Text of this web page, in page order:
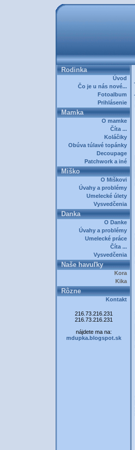
Rodinka
Úvod
Čo je u nás nové...
Fotoalbum
Prihlásenie
Mamka
O mamke
Číta ...
Koláčiky
Obúva túlavé topánky
Decoupage
Patchwork a iné
Miško
O Miškovi
Úvahy a problémy
Umelecké úlety
Vysvedčenia
Danka
O Danke
Úvahy a problémy
Umelecké práce
Číta ...
Vysvedčenia
Naše havuľky
Kora
Kika
Rôzne
Kontakt
216.73.216.231
216.73.216.231
nájdete ma na:
mdupka.blogspot.sk